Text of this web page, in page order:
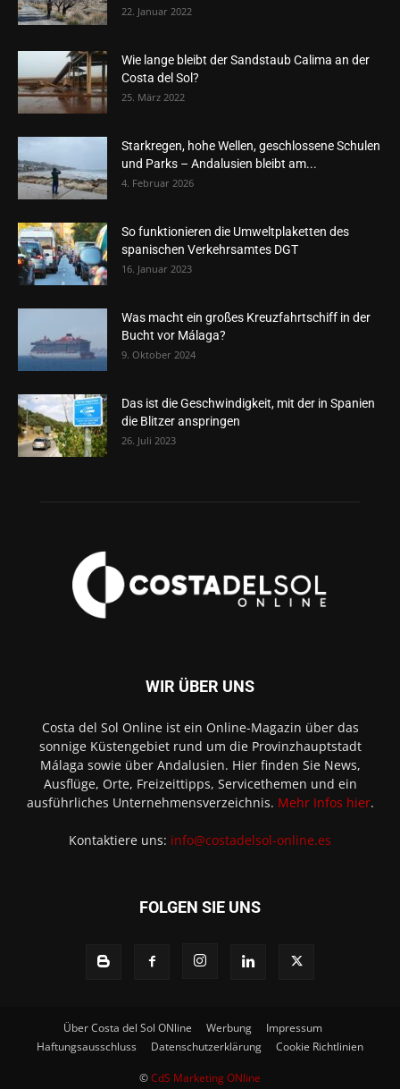
22. Januar 2022
Wie lange bleibt der Sandstaub Calima an der
Costa del Sol?
25. März 2022
Starkregen, hohe Wellen, geschlossene Schulen
und Parks – Andalusien bleibt am...
4. Februar 2026
So funktionieren die Umweltplaketten des
spanischen Verkehrsamtes DGT
16. Januar 2023
Was macht ein großes Kreuzfahrtschiff in der
Bucht vor Málaga?
9. Oktober 2024
Das ist die Geschwindigkeit, mit der in Spanien
die Blitzer anspringen
26. Juli 2023
WIR ÜBER UNS
Costa del Sol Online ist ein Online-Magazin über das
sonnige Küstengebiet rund um die Provinzhauptstadt
Málaga sowie über Andalusien. Hier finden Sie News,
Ausflüge, Orte, Freizeittipps, Servicethemen und ein
ausführliches Unternehmensverzeichnis. Mehr Infos hier.
Kontaktiere uns: info@costadelsol-online.es
FOLGEN SIE UNS
Über Costa del Sol ONline Werbung
Impressum
Haftungsausschluss
Datenschutzerklärung Cookie Richtlinien
©CdS Marketing ONline